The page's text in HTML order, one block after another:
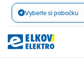
Přejít
obsah
Vyberte si pobočku